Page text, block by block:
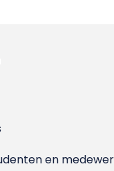
en